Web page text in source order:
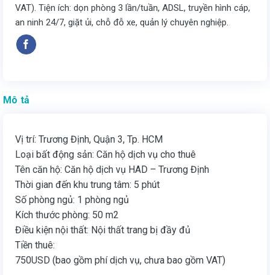
VAT). Tiện ích: dọn phòng 3 lần/tuần, ADSL, truyền hình cáp,
an ninh 24/7, giặt ủi, chỗ đỗ xe, quản lý chuyên nghiệp.
Mô tả
Vị trí: Trương Định, Quận 3, Tp. HCM
Loại bất động sản: Căn hộ dịch vụ cho thuê
Tên căn hộ: Căn hộ dịch vụ HAD – Trương Định
Thời gian đến khu trung tâm: 5 phút
Số phòng ngủ: 1 phòng ngủ
Kích thước phòng: 50 m2
Điều kiện nội thất: Nội thất trang bị đầy đủ
Tiền thuê:
750USD (bao gồm phí dịch vụ, chưa bao gồm VAT)